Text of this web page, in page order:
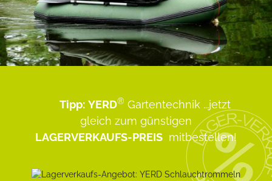
Tipp: YERD® Gartentechnik ...jetzt
gleich zum günstigen
LAGERVERKAUFS-PREIS mitbestellen!